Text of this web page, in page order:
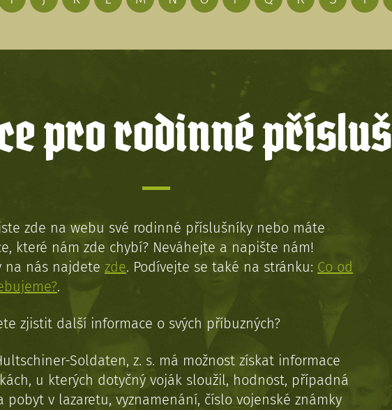
pro rodinné
zde na webu své rodinné příslušníky nebo máte
které nám zde chybí? Neváhejte a napište nám!
na nás najdete zde. Podívejte se také na stránku: Co od
.
zjistit další informace o svých příbuzných?
Soldaten, z. s. má možnost získat informace
u kterých dotyčný voják sloužil, hodnost, případná
pobyt v lazaretu, vyznamenání, číslo vojenské známky